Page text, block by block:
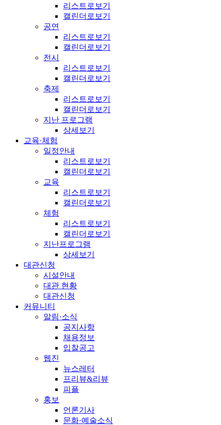
리스트로보기
캘린더로보기
공연
리스트로보기
캘린더로보기
전시
리스트로보기
캘린더로보기
축제
리스트로보기
캘린더로보기
지난 프로그램
상세보기
교육·체험
일정안내
리스트로보기
캘린더로보기
교육
리스트로보기
캘린더로보기
체험
리스트로보기
캘린더로보기
지난프로그램
상세보기
대관신청
시설안내
대관 현황
대관신청
커뮤니티
알림·소식
공지사항
채용정보
입찰공고
웹진
뉴스레터
프리뷰&리뷰
피플
홍보
언론기사
문화·예술소식